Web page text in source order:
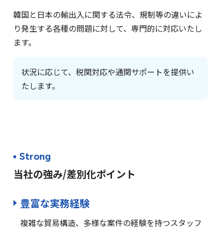
韓国と日本の輸出入に関する法令、規制等の違いによ
り発生する各種の問題に対して、専門的に対応いたし
ます。
状況に応じて、税関対応や通関サポートを提供い
たします。
Strong
当社の強み/差別化ポイント
豊富な実務経験
複雑な貿易構造、多様な案件の経験を持つスタッフ